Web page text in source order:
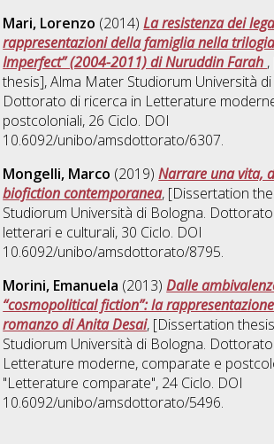
Mari, Lorenzo (2014)La resistenza dei
rappresentazioni della famiglia nella
Imperfect” (2004-2011) di Nuruddin Farah
thesis], Alma Mater Studiorum Università
Dottorato di ricerca in Letterature
postcoloniali, 26 Ciclo. DOI
10.6092/unibo/amsdottorato/6307.
Mongelli, Marco (2019)Narrare una vita,
biofiction contemporanea, [Dissertation
Studiorum Università di Bologna.
letterari e culturali, 30 Ciclo. DOI
10.6092/unibo/amsdottorato/8795.
Morini, Emanuela (2013)Dalle
“cosmopolitical fiction”: la
romanzo di Anita Desai, [Dissertation
Studiorum Università di Bologna.
Letterature moderne, comparate e
"Letterature comparate", 24 Ciclo. DOI
10.6092/unibo/amsdottorato/5496.